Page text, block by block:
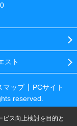
スト
マップ
PCサイト
reserved.
ス向上検討を目的と